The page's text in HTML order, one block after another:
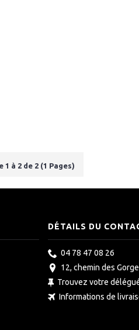
1 à 2 de 2 (1 Pages)
DÉTAILS DU
04 78 47 08 26
12, chemin des
Trouvez votre
Informations de